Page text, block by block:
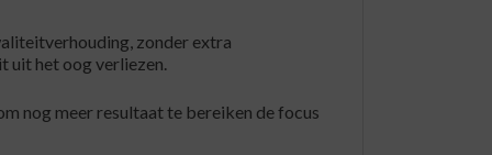
zonder extra
uit het oog verliezen.
nog meer resultaat te bereiken de focus